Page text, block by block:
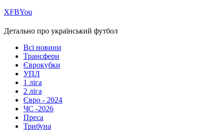
ХFBYou
Детально про український футбол
Всі новини
Трансфери
Єврокубки
УПЛ
1 ліга
2 ліга
Євро - 2024
ЧС -2026
Преса
Трибуна